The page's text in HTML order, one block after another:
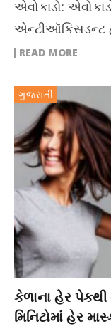
એવોકાડો:
એન્ટીઑકિસડન્ટ
READ MORE
ગુજરાતી
કેળાના હેર પેકથી
મિનિટોમાં હેર